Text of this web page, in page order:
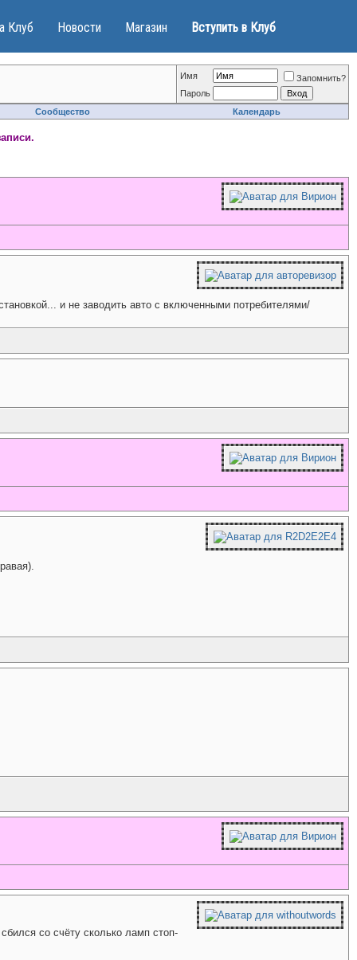
Клуб Новости Магазин Вступить в Клуб
Имя
Запомнить?
Пароль
Сообщество
Календарь
и не заводить авто с включенными потребителями/
со счёту сколько ламп стоп-